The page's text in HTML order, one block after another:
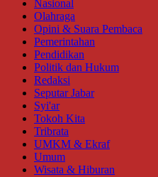
Nasional
Olahraga
Opini & Suara Pembaca
Pemerintahan
Pendidikan
Politik dan Hukum
Redaksi
Seputar Jabar
Syi'ar
Tokoh Kita
Tribrata
UMKM & Ekraf
Umum
Wisata & Hiburan